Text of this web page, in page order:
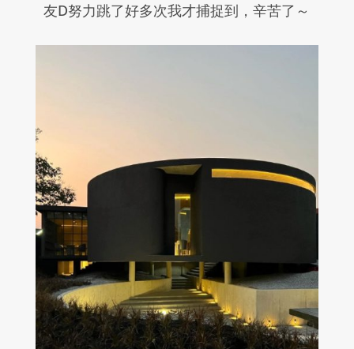
友D努力跳了好多次我才捕捉到，辛苦了～